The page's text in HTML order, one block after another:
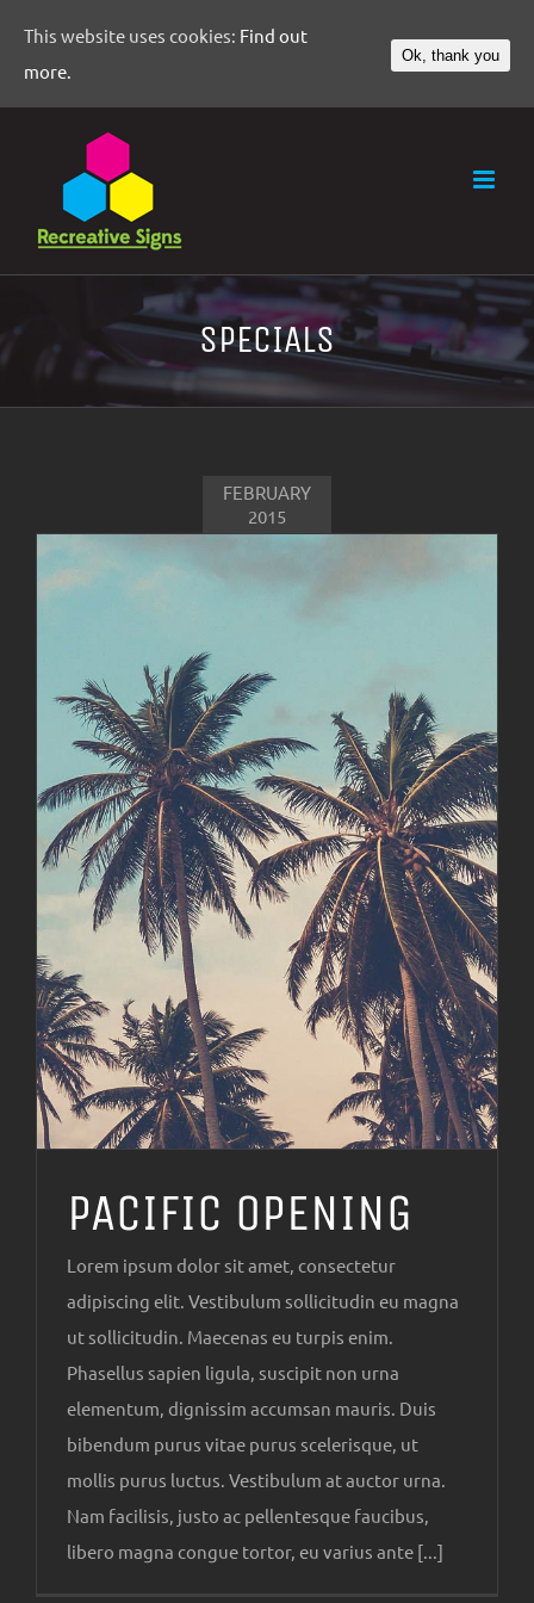
SPECIALS
FEBRUARY
2015
PACIFIC OPENING
Lorem ipsum dolor sit amet, consectetur
adipiscing elit. Vestibulum sollicitudin eu magna
ut sollicitudin. Maecenas eu turpis enim.
Phasellus sapien ligula, suscipit non urna
elementum, dignissim accumsan mauris. Duis
bibendum purus vitae purus scelerisque, ut
mollis purus luctus. Vestibulum at auctor urna.
Nam facilisis, justo ac pellentesque faucibus,
libero magna congue tortor, eu varius ante [...]
This website uses cookies: Find out
more.
Ok, thank you